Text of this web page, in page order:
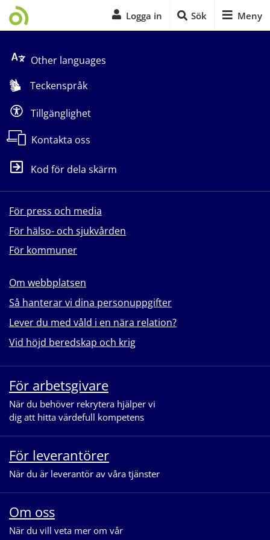
Logga in Sök Meny
Other languages
Teckenspråk
Tillgänglighet
Kontakta oss
Kod för dela skärm
För press och media
För hälso- och sjukvården
För kommuner
Om webbplatsen
Så hanterar vi dina personuppgifter
Lever du med våld i en nära relation?
Vid höjd beredskap och krig
För arbetsgivare
När du behöver rekrytera hjälper vi
dig att hitta värdefull kompetens
För leverantörer
När du är leverantör av våra tjänster
Om oss
När du vill veta mer om vår